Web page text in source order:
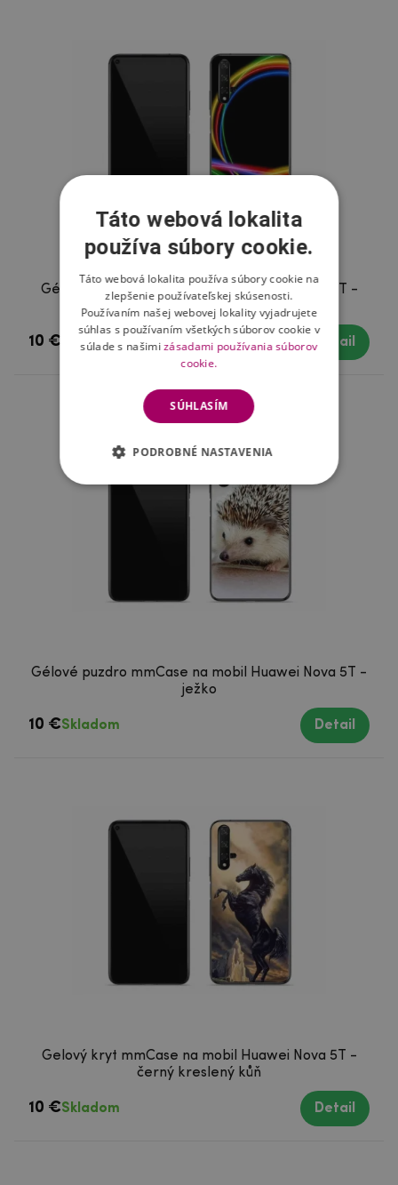
Gélový obal mmCase na mobil Huawei Nova 5T -
neónové kruhy
10 € Skladom Detail
Gélové puzdro mmCase na mobil Huawei Nova 5T -
ježko
10 €Skladom Detail
Gelový kryt mmCase na mobil Huawei Nova 5T -
černý kreslený kůň
10 €Skladom Detail
Táto webová lokalita
používa súbory cookie.
Táto webová lokalita používa súbory cookie na
zlepšenie používateľskej skúsenosti.
Používaním našej webovej lokality vyjadrujete
súhlas s používaním všetkých súborov cookie v
súlade s našimizásadami používania súborov
cookie.
SÚHLASÍM
PODROBNÉ NASTAVENIA